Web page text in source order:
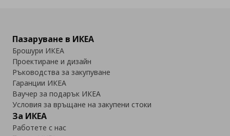
Пазаруване в ИКЕА
Брошури ИКЕА
Проектиране и дизайн
Ръководства за закупуване
Гаранции ИКЕА
Ваучер за подарък ИКЕА
Условия за връщане на закупени стоки
За ИКЕА
Работете с нас